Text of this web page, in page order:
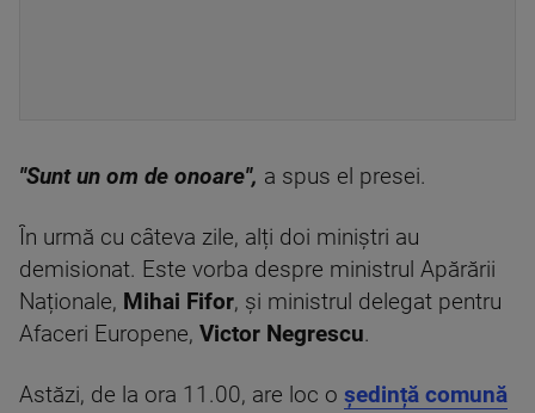
''Sunt un om de onoare'', a spus el presei.
În urmă cu câteva zile, alți doi miniștri au
demisionat. Este vorba despre ministrul Apărării
Naționale, Mihai Fifor, și ministrul delegat pentru
Afaceri Europene, Victor Negrescu.
Astăzi, de la ora 11.00, are loc o ședință comună